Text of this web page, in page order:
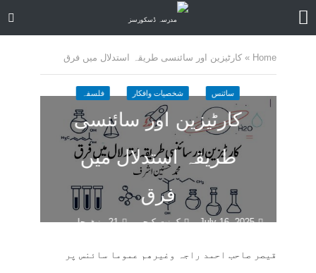
Home
»کارٹیزین اور سائنسی طریقہ استدلال میں فرق
سائنس شخصیات وافکار فلسفہ
کارٹیزین اور سائنسی
طریقہ استدلال میں
فرق
July 16, 2025 کمنت کیجے 21 منٹ چاہیں
قیصر صاحب احمد راجہ وغیرھم عموما سائنس پر